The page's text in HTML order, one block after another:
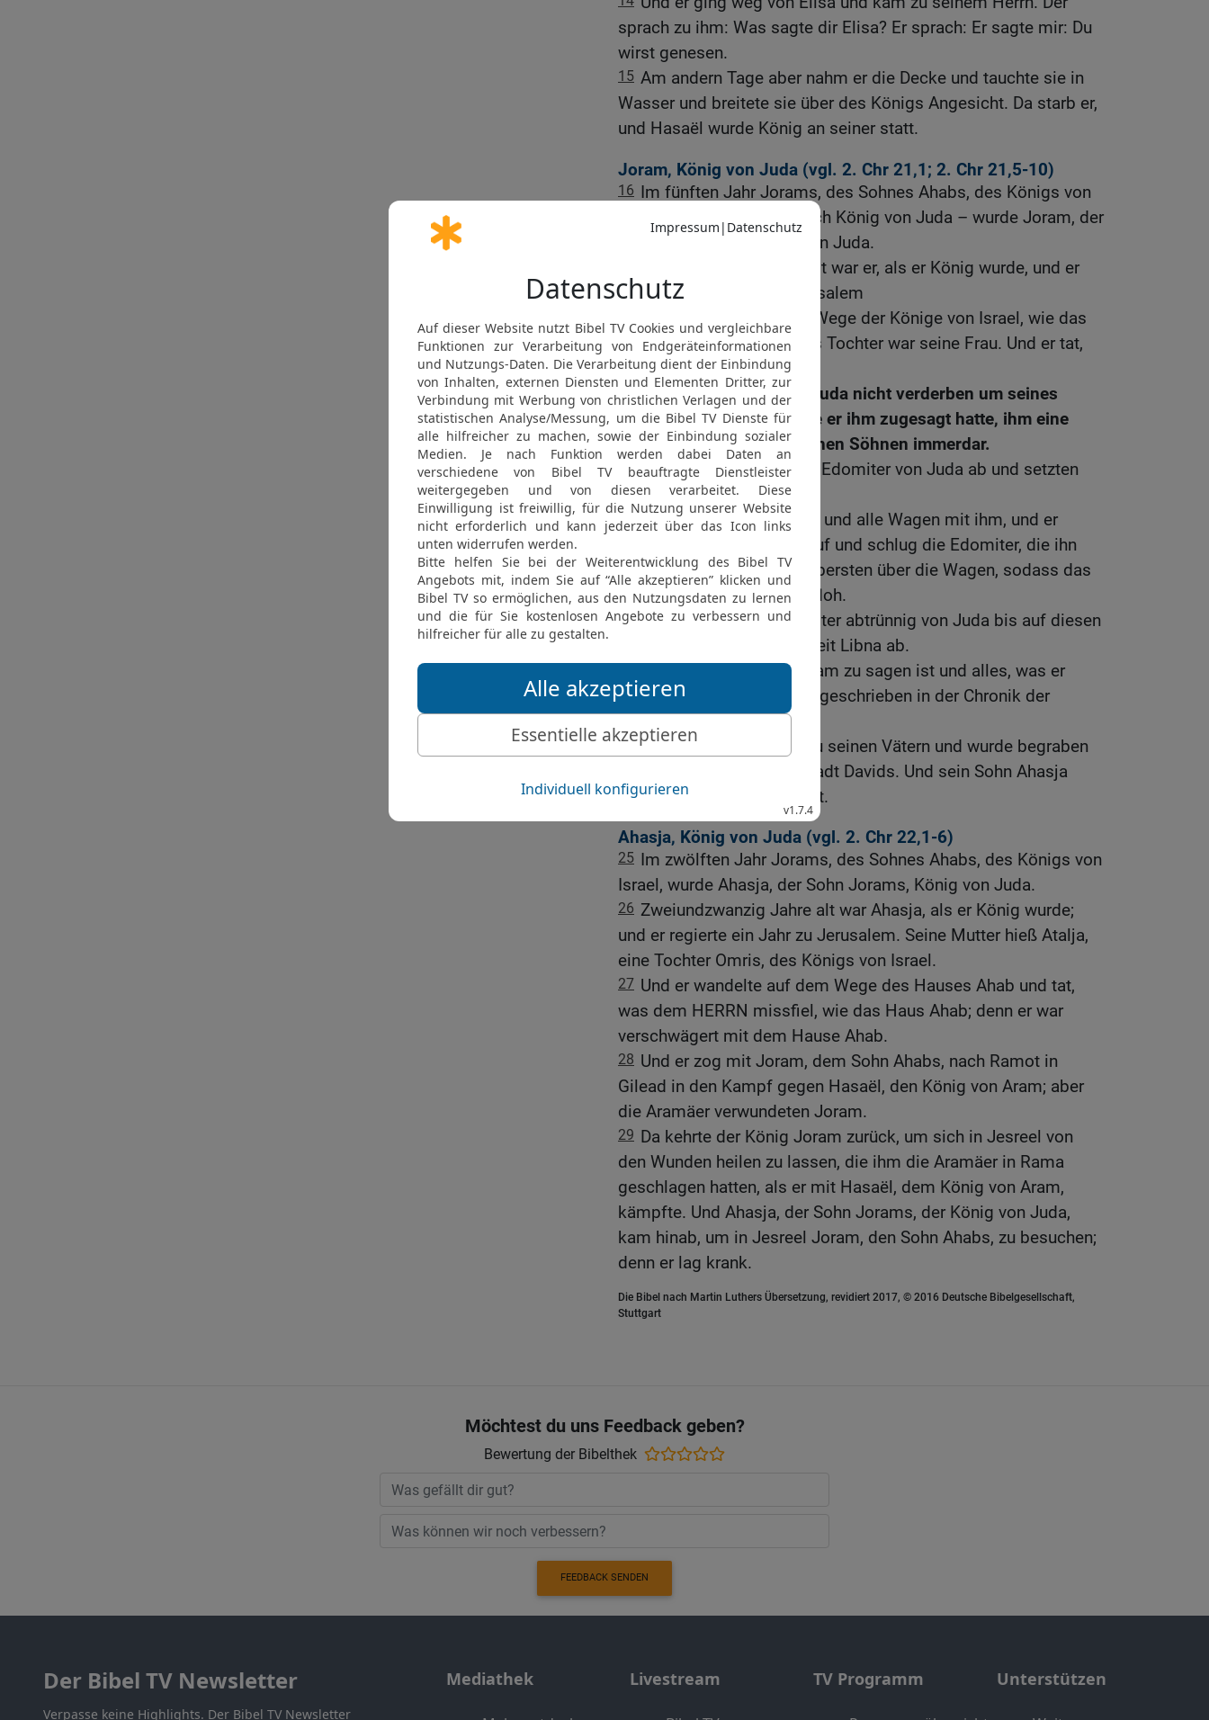
sprach zu ihm: Was sagte dir Elisa? Er sprach: Er sagte mir: Du
wirst genesen.
15 Am andern Tage aber nahm er die Decke und tauchte sie in
Wasser und breitete sie über des Königs Angesicht. Da starb er,
und Hasaël wurde König an seiner statt.
Joram, König von Juda (vgl. 2. Chr 21,1; 2. Chr 21,5-10)
16 Im fünften Jahr Jorams, des Sohnes Ahabs, des Königs von
Israel, – Joschafat war noch König von Juda – wurde Joram, der
Sohn Joschafats, König von Juda.
Zweiunddreißig Jahre alt war er, als er König wurde, und er
regierte acht Jahre zu Jerusalem
und wandelte auf dem Wege der Könige von Israel, wie das
Haus Ahab tat; denn Ahabs Tochter war seine Frau. Und er tat,
was dem HERRN missfiel.
19 Aber der HERR wollte Juda nicht verderben um seines
Knechtes David willen, wie er ihm zugesagt hatte, ihm eine
Leuchte zu geben und seinen Söhnen immerdar.
20 Zu seiner Zeit fielen die Edomiter von Juda ab und setzten
einen König über sich.
21 Da zog Joram nach Zaïr und alle Wagen mit ihm, und er
machte sich des Nachts auf und schlug die Edomiter, die ihn
umringt hatten, dazu die Obersten über die Wagen, sodass das
Volk in seine Wohnungen floh.
22 Doch blieben die Edomiter abtrünnig von Juda bis auf diesen
Tag. Auch fiel zur selben Zeit Libna ab.
23
Was aber mehr von Joram zu sagen ist und alles, was er
getan hat, siehe, das steht geschrieben in der Chronik der
Könige von Juda.
24 Und Joram legte sich zu seinen Vätern und wurde begraben
bei seinen Vätern in der Stadt Davids. Und sein Sohn Ahasja
wurde König an seiner statt.
Ahasja, König von Juda (vgl. 2. Chr 22,1-6)
25 Im zwölften Jahr Jorams, des Sohnes Ahabs, des Königs von
Israel, wurde Ahasja, der Sohn Jorams, König von Juda.
26 Zweiundzwanzig Jahre alt war Ahasja, als er König wurde;
und er regierte ein Jahr zu Jerusalem. Seine Mutter hieß Atalja,
eine Tochter Omris, des Königs von Israel.
27 Und er wandelte auf dem Wege des Hauses Ahab und tat,
was dem HERRN missfiel, wie das Haus Ahab; denn er war
verschwägert mit dem Hause Ahab.
28 Und er zog mit Joram, dem Sohn Ahabs, nach Ramot in
Gilead in den Kampf gegen Hasaël, den König von Aram; aber
die Aramäer verwundeten Joram.
29 Da kehrte der König Joram zurück, um sich in Jesreel von
den Wunden heilen zu lassen, die ihm die Aramäer in Rama
geschlagen hatten, als er mit Hasaël, dem König von Aram,
kämpfte. Und Ahasja, der Sohn Jorams, der König von Juda,
kam hinab, um in Jesreel Joram, den Sohn Ahabs, zu besuchen;
denn er lag krank.
Die Bibel nach Martin Luthers Übersetzung, revidiert 2017, © 2016 Deutsche Bibelgesellschaft,
Stuttgart
Möchtest du uns Feedback geben?
Bewertung der Bibelthek
FEEDBACK SENDEN
Der Bibel TV Newsletter
Verpasse keine Highlights. Der Bibel TV Newsletter
Mediathek Livestream TV Programm Unterstützen